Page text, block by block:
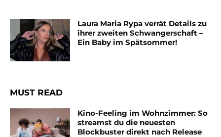
Laura Maria Rypa verrät Details zu
ihrer zweiten Schwangerschaft –
Ein Baby im Spätsommer!
MUST READ
Kino-Feeling im Wohnzimmer: So
streamst du die neuesten
Blockbuster direkt nach Release